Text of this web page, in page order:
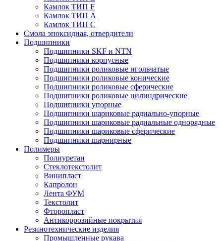
Камлок ТИП F
Камлок ТИП А
Камлок ТИП С
Смола эпоксидная, отвердители
Подшипники
Подшипники SKF и NTN
Подшипники корпусные
Подшипники роликовые игольчатые
Подшипники роликовые конические
Подшипники роликовые сферические
Подшипники роликовые цилиндрические
Подшипники упорные
Подшипники шариковые радиально-упорные
Подшипники шариковые радиальные однорядные
Подшипники шариковые сферические
Подшипники шарнирные
Полимеры
Полиуретан
Стеклотекстолит
Винипласт
Капролон
Лента ФУМ
Текстолит
Фторопласт
Антикоррозийные покрытия
Резинотехнические изделия
Промышленные рукава